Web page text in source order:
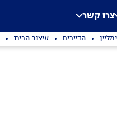
צרו קשר
הדיירים עיצוב הבית